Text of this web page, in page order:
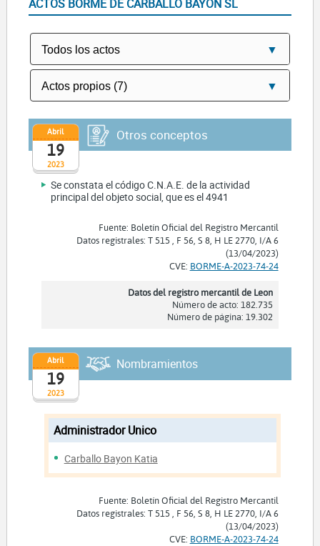
ACTOS BORME DE CARBALLO BAYON SL
2023
Abril
19
Otros conceptos
Se constata el código C.N.A.E. de la actividad
principal del objeto social, que es el 4941
Fuente: Boletín Oficial del Registro Mercantil
Datos registrales: T 515 , F 56, S 8, H LE 2770, I/A 6
(13/04/2023)
CVE: BORME-A-2023-74-24
Datos del registro mercantil de Leon
Número de acto: 182.735
Número de página: 19.302
2023
Abril
19
Nombramientos
Administrador Unico
Carballo Bayon Katia
Fuente: Boletín Oficial del Registro Mercantil
Datos registrales: T 515 , F 56, S 8, H LE 2770, I/A 6
(13/04/2023)
CVE: BORME-A-2023-74-24